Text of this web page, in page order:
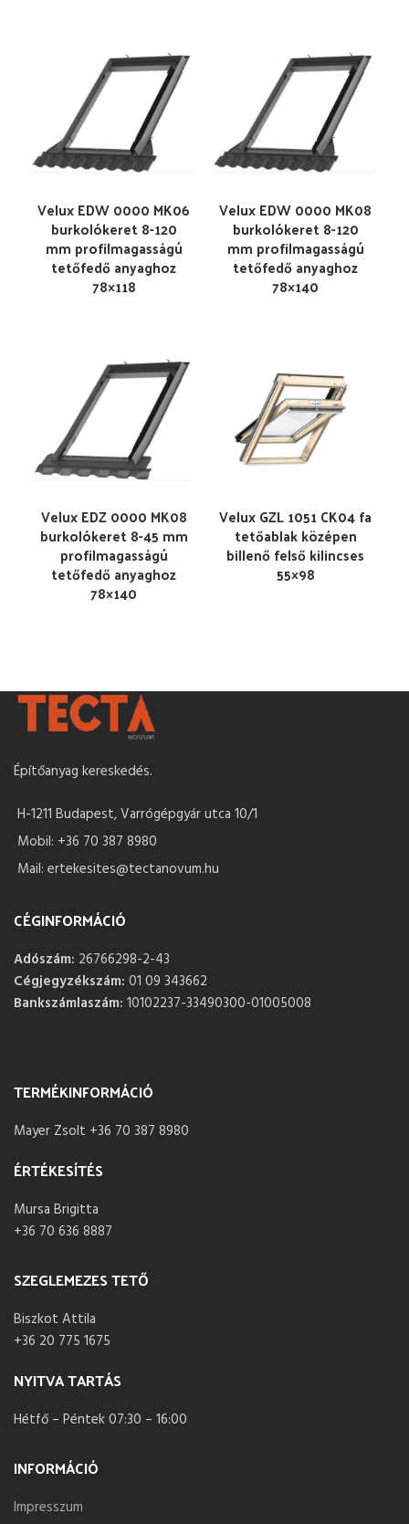
Velux EDW 0000 MK06
burkolókeret 8-120
mm profilmagasságú
tetőfedő anyaghoz
78×118
Velux EDW 0000 MK08
burkolókeret 8-120
mm profilmagasságú
tetőfedő anyaghoz
78×140
Velux EDZ 0000 MK08
burkolókeret 8-45 mm
profilmagasságú
tetőfedő anyaghoz
78×140
Velux GZL 1051 CK04 fa
tetőablak középen
billenő felső kilincses
55×98
Építőanyag kereskedés.
H-1211 Budapest, Varrógépgyár utca 10/1
Mobil: +36 70 387 8980
Mail: ertekesites@tectanovum.hu
CÉGINFORMÁCIÓ
Adószám: 26766298-2-43
Cégjegyzékszám: 01 09 343662
Bankszámlaszám: 10102237-33490300-01005008
TERMÉKINFORMÁCIÓ
Mayer Zsolt +36 70 387 8980
ÉRTÉKESÍTÉS
Mursa Brigitta
+36 70 636 8887
SZEGLEMEZES TETŐ
Biszkot Attila
+36 20 775 1675
NYITVA TARTÁS
Hétfő – Péntek 07:30 – 16:00
INFORMÁCIÓ
Impresszum